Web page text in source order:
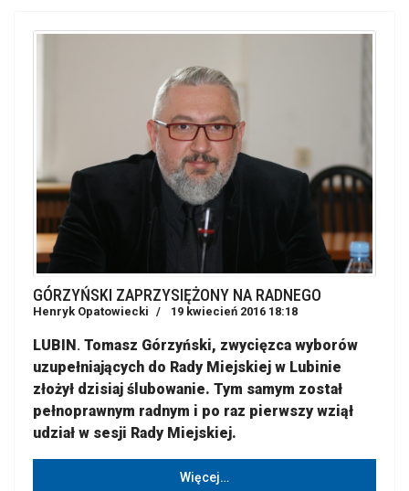
GÓRZYŃSKI ZAPRZYSIĘŻONY NA RADNEGO
Henryk Opatowiecki 19 kwiecień 2016 18:18
LUBIN. Tomasz Górzyński, zwycięzca wyborów
uzupełniających do Rady Miejskiej w Lubinie
złożył dzisiaj ślubowanie. Tym samym został
pełnoprawnym radnym i po raz pierwszy wziął
udział w sesji Rady Miejskiej.
Więcej…